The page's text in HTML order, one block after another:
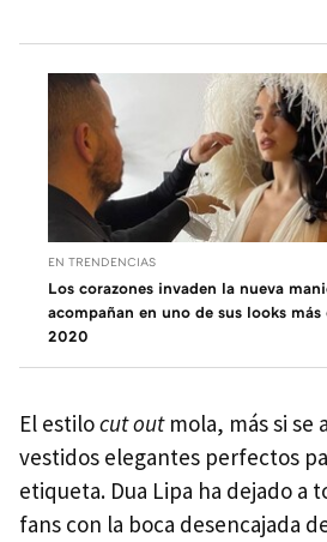
EN TRENDENCIAS
Los corazones invaden la nueva
acompañan en uno de sus looks más
2020
El estilocut outmola, más si se
vestidos elegantes perfectos
etiqueta. Dua Lipa ha dejado a
fans con la boca desencajada